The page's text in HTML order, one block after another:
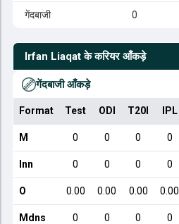
गेंदबाजी 0
Irfan Liaqat के करियर आँकड़े
गेंदबाजी आँकड़े
Format Test ODI T20I IPL
M 0 0 0 0
Inn 0 0 0 0
O 0.00 0.00 0.00 0.00
Mdns 0 0 0 0